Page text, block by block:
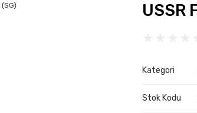
USSR
Kategori
Stok Kodu